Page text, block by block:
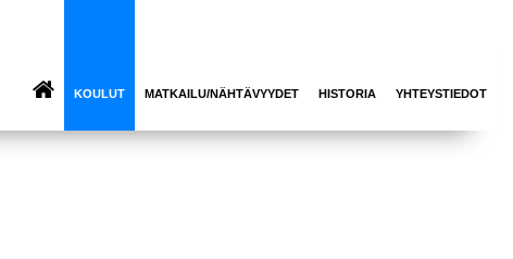
KOULUT MATKAILU/NÄHTÄVYYDET HISTORIA YHTEYSTIEDOT